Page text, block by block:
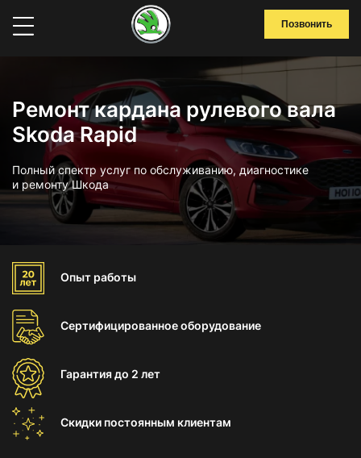
Позвонить
Ремонт кардана рулевого вала
Skoda Rapid
Полный спектр услуг по обслуживанию, диагностике
и ремонту Шкода
Опыт работы
Сертифицированноеоборудование
Гарантиядо 2 лет
Скидки постоянным клиентам